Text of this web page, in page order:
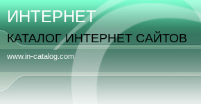
www.in-catalog.com
ИНТЕРНЕТ
КАТАЛОГ ИНТЕРНЕТ САЙТОВ